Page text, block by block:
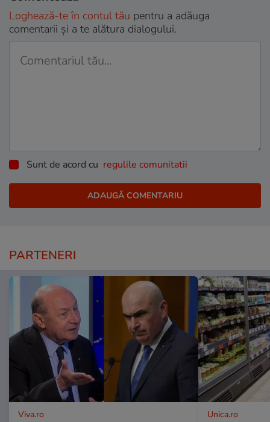
Loghează-te în contul tău pentru a adăuga
comentarii și a te alătura dialogului.
Sunt de acord cu regulile comunitatii
PARTENERI
Viva.ro Unica.ro